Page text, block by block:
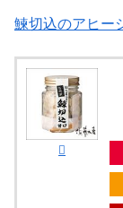
鰊切込のアヒ